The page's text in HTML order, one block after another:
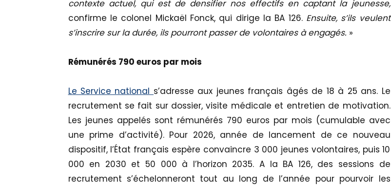
contexte actuel, qui est de densifier nos effectifs en captant la jeunesse,
confirme le colonel Mickaël Fonck, qui dirige la BA 126. Ensuite, s’ils veulent
s’inscrire sur la durée, ils pourront passer de volontaires à engagés. »
Rémunérés 790 euros par mois
Le Service national s’adresse aux jeunes français âgés de 18 à 25 ans. Le
recrutement se fait sur dossier, visite médicale et entretien de motivation.
Les jeunes appelés sont rémunérés 790 euros par mois (cumulable avec
une prime d’activité). Pour 2026, année de lancement de ce nouveau
dispositif, l’État français espère convaincre 3 000 jeunes volontaires, puis 10
000 en 2030 et 50 000 à l’horizon 2035. A la BA 126, des sessions de
recrutement s’échelonneront tout au long de l’année pour pourvoir les